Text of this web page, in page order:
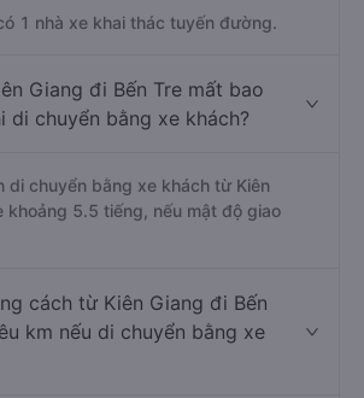
1 nhà xe khai thác tuyến đường.
Giang đi Bến Tre mất bao
di chuyển bằng xe khách?
di chuyển bằng xe khách từ Kiên
khoảng 5.5 tiếng, nếu mật độ giao
cách từ Kiên Giang đi Bến
km nếu di chuyển bằng xe